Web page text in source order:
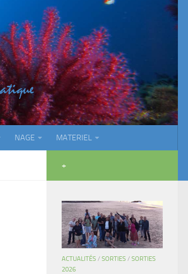
NAGE MATERIEL
+
ACTUALITÉS / SORTIES / SORTIES
2026